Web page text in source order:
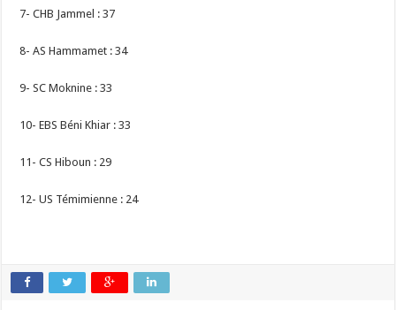
7- CHB Jammel : 37
8- AS Hammamet : 34
9- SC Moknine : 33
10- EBS Béni Khiar : 33
11- CS Hiboun : 29
12- US Témimienne : 24